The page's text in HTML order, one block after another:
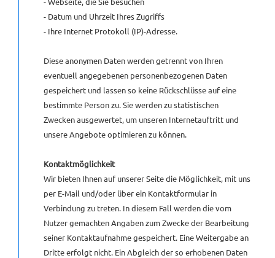
- Datum und Uhrzeit Ihres Zugriffs
- Ihre Internet Protokoll (IP)-Adresse.
Diese anonymen Daten werden getrennt von Ihren
eventuell angegebenen personenbezogenen Daten
gespeichert und lassen so keine Rückschlüsse auf eine
bestimmte Person zu. Sie werden zu statistischen
Zwecken ausgewertet, um unseren Internetauftritt und
unsere Angebote optimieren zu können.
Kontaktmöglichkeit
Wir bieten Ihnen auf unserer Seite die Möglichkeit, mit uns
per E-Mail und/oder über ein Kontaktformular in
Verbindung zu treten. In diesem Fall werden die vom
Nutzer gemachten Angaben zum Zwecke der Bearbeitung
seiner Kontaktaufnahme gespeichert. Eine Weitergabe an
Dritte erfolgt nicht. Ein Abgleich der so erhobenen Daten